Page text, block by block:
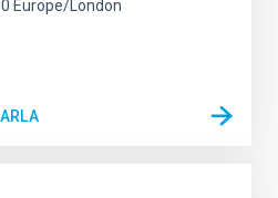
Europe/London